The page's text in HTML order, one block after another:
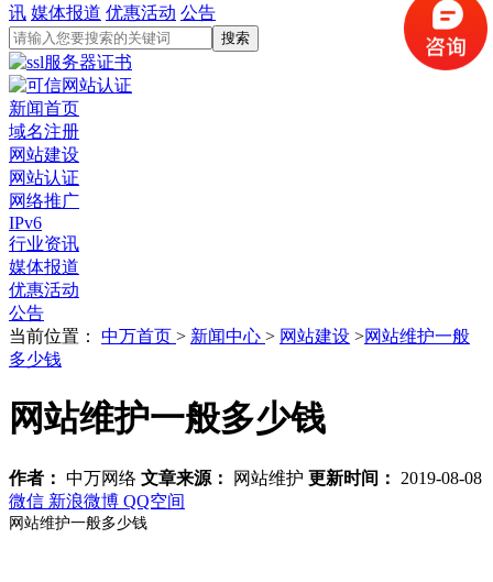
讯 媒体报道 优惠活动 公告
新闻首页
域名注册
网站建设
网站认证
网络推广
IPv6
行业资讯
媒体报道
优惠活动
公告
当前位置： 中万首页 > 新闻中心 > 网站建设 >网站维护一般
多少钱
网站维护一般多少钱
作者： 中万网络 文章来源： 网站维护 更新时间： 2019-08-08
微信 新浪微博 QQ空间
网站维护一般多少钱